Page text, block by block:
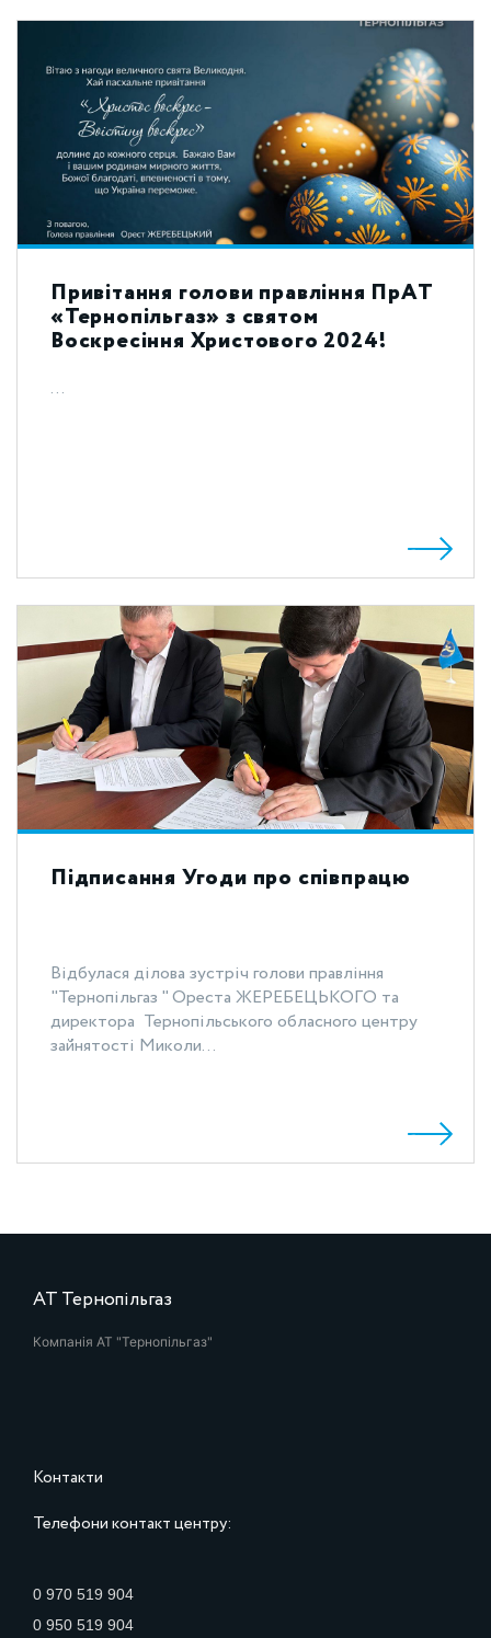
Привітання голови правління ПрАТ
«Тернопільгаз» з святом
Воскресіння Христового 2024!
...
Підписання Угоди про співпрацю
Відбулася ділова зустріч голови правління
"Тернопільгаз " Ореста ЖЕРЕБЕЦЬКОГО та
директора Тернопільського обласного центру
зайнятості Миколи...
АТ Тернопільгаз
Компанія АТ "Тернопільгаз"
Контакти
Телефони контакт центру:
0 970 519 904
0 950 519 904